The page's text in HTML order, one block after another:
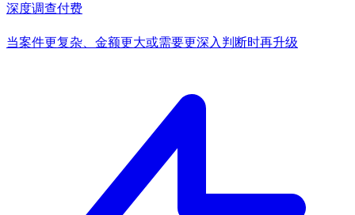
深度调查付费
当案件更复杂、金额更大或需要更深入判断时再升级